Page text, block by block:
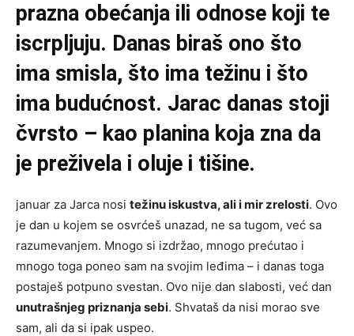
prazna obećanja ili odnose koji te
iscrpljuju. Danas biraš ono što
ima smisla, što ima težinu i što
ima budućnost. Jarac danas stoji
čvrsto – kao planina koja zna da
je preživela i oluje i tišine.
januar za Jarca nosi težinu iskustva, ali i mir zrelosti. Ovo
je dan u kojem se osvrćeš unazad, ne sa tugom, već sa
razumevanjem. Mnogo si izdržao, mnogo prećutao i
mnogo toga poneo sam na svojim leđima – i danas toga
postaješ potpuno svestan. Ovo nije dan slabosti, već dan
unutrašnjeg priznanja sebi. Shvataš da nisi morao sve
sam, ali da si ipak uspeo.